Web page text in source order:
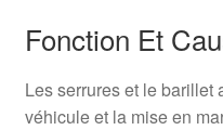
Fonction Et
Les serrures et le barillet
véhicule et la mise en